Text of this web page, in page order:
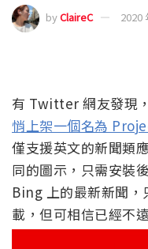
byClaireC 2020
有 Twitter 網友發現
悄上架一個名為
僅支援英文的新聞類
同的圖示，只需安裝
Bing 上的最新新聞
載，但可相信已經不